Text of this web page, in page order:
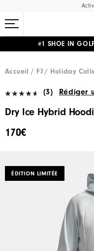
#1 SHOE IN
Accueil
FJ Holiday
(3) Rédiger
Dry Ice Hybrid
170€
ÉDITION LIMITÉE